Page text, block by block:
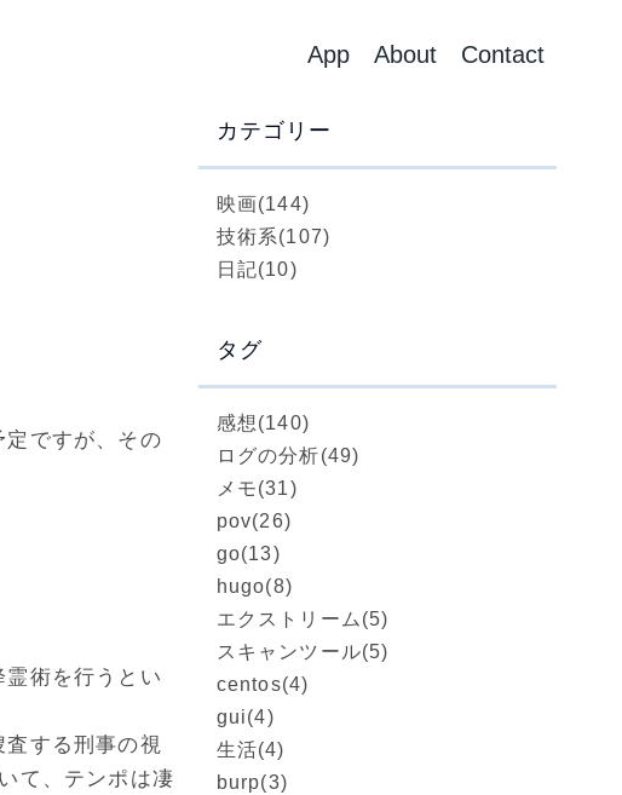
App About Contact
ですが、その
術を行うとい
する刑事の視
て、テンポは凄
カテゴリー
映画(144)
技術系(107)
日記(10)
タグ
感想(140)
ログの分析(49)
メモ(31)
pov(26)
go(13)
hugo(8)
エクストリーム (5)
スキャンツール(5)
centos(4)
gui(4)
生活(4)
burp(3)